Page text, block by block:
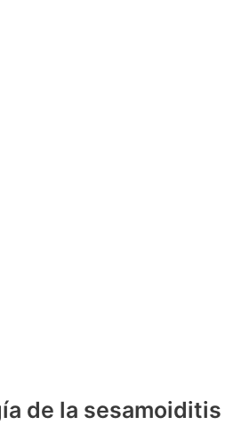
de la sesamoiditis